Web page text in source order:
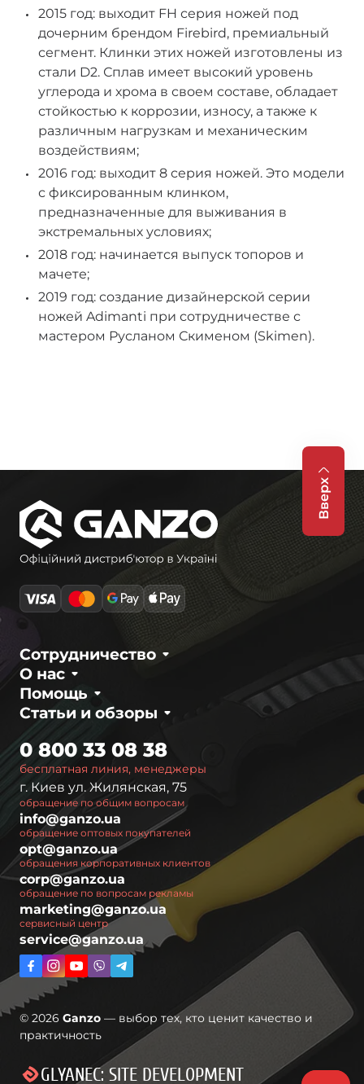
2015 год: выходит FH серия ножей под
дочерним брендом Firebird, премиальный
сегмент. Клинки этих ножей изготовлены из
стали D2. Сплав имеет высокий уровень
углерода и хрома в своем составе, обладает
стойкостью к коррозии, износу, а также к
различным нагрузкам и механическим
воздействиям;
2016 год: выходит 8 серия ножей. Это модели
с фиксированным клинком,
предназначенные для выживания в
экстремальных условиях;
2018 год: начинается выпуск топоров и
мачете;
2019 год: создание дизайнерской серии
ножей Adimanti при сотрудничестве с
мастером Русланом Скименом (Skimen).
Вверх
О нас
Сотрудничество
Статьи и обзоры
Помощь
бесплатная линия, менеджеры
0 800 33 08 38
г. Киев ул. Жилянская, 75
обращение по общим вопросам
info@ganzo.ua
обращение оптовых покупателей
opt@ganzo.ua
обращения корпоративных клиентов
corp@ganzo.ua
обращение по вопросам рекламы
marketing@ganzo.ua
сервисный центр
service@ganzo.ua
© 2026 Ganzo — выбор тех, кто ценит качество и
практичность
GLYANEC: SITE DEVELOPMENT